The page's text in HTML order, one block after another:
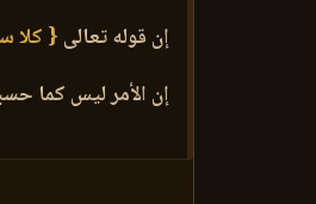
إن قوله تعالى{ كلا
إن الأمر ليس كما